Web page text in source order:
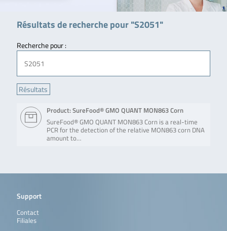
Résultats de recherche pour "S2051"
Recherche pour :
Product: SureFood® GMO QUANT MON863 Corn
SureFood® GMO QUANT MON863 Corn is a real-time
PCR for the detection of the relative MON863 corn DNA
amount to…
Support
Contact
Filiales